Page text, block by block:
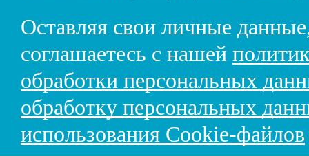
Оставляя свои личные
соглашаетесь с нашей
обработки персональных
обработку персональных
использования Cookie-файлов